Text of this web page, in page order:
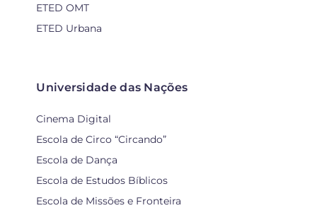
ETED OMT
ETED Urbana
Universidade das Nações
Cinema Digital
Escola de Circo “Circando”
Escola de Dança
Escola de Estudos Bíblicos
Escola de Missões e Fronteira